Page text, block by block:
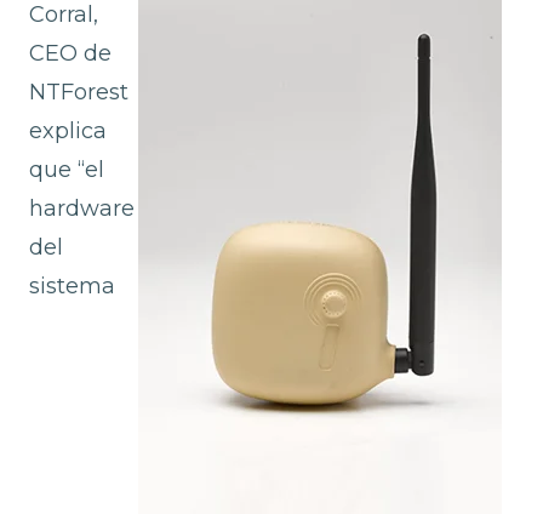
Corral,
CEO de
NTForest
explica
que “el
hardware
del
sistema